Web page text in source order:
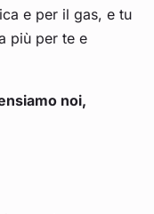
e per il gas, e tu
più per te e
noi,